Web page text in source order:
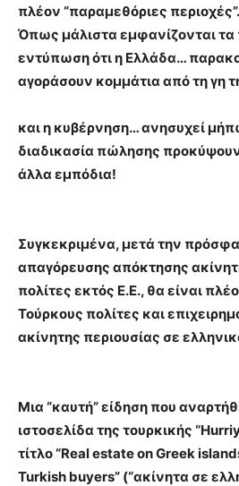
πλέον “παραμεθόριες περιοχές”.
Όπως μάλιστα εμφανίζονται τα
εντύπωση ότι η Ελλάδα…
αγοράσουν κομμάτια από τη γη
και η κυβέρνηση… ανησυχεί
διαδικασία πώλησης
άλλα εμπόδια!
Συγκεκριμένα, μετά την
απαγόρευσης απόκτησης
πολίτες εκτός Ε.Ε., θα είναι
Τούρκους πολίτες και
ακίνητης περιουσίας σε
Μια “καυτή” είδηση που
ιστοσελίδα της τουρκικής
τίτλο “Real estate on Greek
Turkish buyers” (“ακίνητα σε